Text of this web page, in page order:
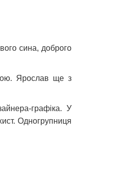
сина, доброго
Ярослав ще з
графіка. У
Одногрупниця